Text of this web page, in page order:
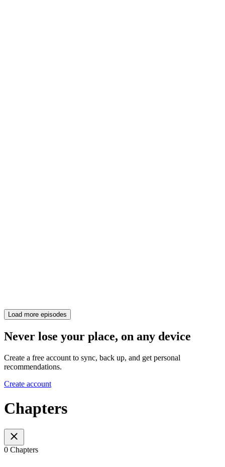
Load more episodes
Never lose your place, on any device
Create a free account to sync, back up, and get personal
recommendations.
Create account
Chapters
0 Chapters